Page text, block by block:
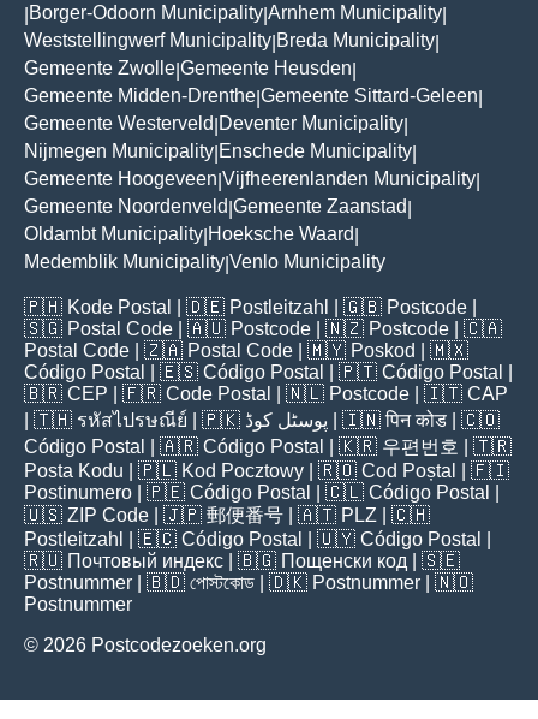
Borger-Odoorn Municipality Arnhem Municipality
Weststellingwerf Municipality Breda Municipality
Gemeente Zwolle Gemeente Heusden
Gemeente Midden-Drenthe Gemeente Sittard-Geleen
Gemeente Westerveld Deventer Municipality
Nijmegen Municipality Enschede Municipality
Gemeente Hoogeveen Vijfheerenlanden Municipality
Gemeente Noordenveld Gemeente Zaanstad
Oldambt Municipality Hoeksche Waard
Medemblik Municipality Venlo Municipality
🇵🇭 Kode Postal | 🇩🇪 Postleitzahl | 🇬🇧 Postcode
🇸🇬 Postal Code | 🇦🇺 Postcode | 🇳🇿 Postcode | 🇨🇦
Postal Code | 🇿🇦 Postal Code | 🇲🇾 Poskod
| 🇲🇽
Código Postal
| 🇪🇸 Código Postal | 🇵🇹 Código Postal
🇧🇷 CEP | 🇫🇷 Code Postal | 🇳🇱 Postcode | 🇮🇹 CAP
| 🇹🇭 รหัสไปรษณีย์ | 🇵🇰 پوسٹل کوڈ | 🇮🇳पिन कोड | 🇨🇴
Código Postal
| 🇦🇷 Código Postal | 🇰🇷 우편번호
| 🇹🇷
Posta Kodu | 🇵🇱 Kod Pocztowy | 🇷🇴 Cod Poștal
| 🇫🇮
Postinumero | 🇵🇪 Código Postal | 🇨🇱 Código Postal
🇺🇸 ZIP Code | 🇯🇵 郵便番号 | 🇦🇹 PLZ | 🇨🇭
Postleitzahl
| 🇪🇨 Código Postal | 🇺🇾 Código Postal
🇷🇺 Почтовый индекс | 🇧🇬 Пощенски код | 🇸🇪
Postnummer | 🇧🇩 পোস্টকোড | 🇩🇰 Postnummer | 🇳🇴
Postnummer
© 2026 Postcodezoeken.org